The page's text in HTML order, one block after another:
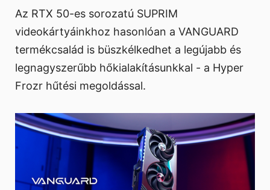
Az RTX 50-es sorozatú SUPRIM
videokártyáinkhoz hasonlóan a VANGUARD
termékcsalád is büszkélkedhet a legújabb és
legnagyszerűbb hőkialakításunkkal - a Hyper
Frozr hűtési megoldással.